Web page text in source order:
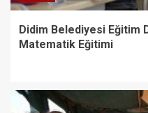
Didim Belediyesi Eğitim
Matematik Eğitimi